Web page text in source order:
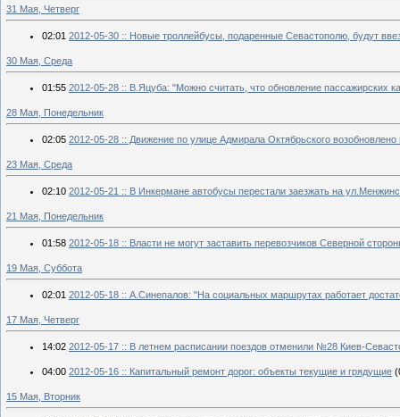
31 Мая, Четверг
02:01 2012-05-30 :: Новые троллейбусы, подаренные Севастополю, будут
30 Мая, Среда
01:55 2012-05-28 :: В.Яцуба: "Можно считать, что обновление пассажирских
28 Мая, Понедельник
02:05 2012-05-28 :: Движение по улице Адмирала Октябрьского возобновлено
23 Мая, Среда
02:10 2012-05-21 :: В Инкермане автобусы перестали заезжать на
21 Мая, Понедельник
01:58 2012-05-18 :: Власти не могут заставить перевозчиков Северной
19 Мая, Суббота
02:01 2012-05-18 :: А.Синепалов: "На социальных маршрутах работает
17 Мая, Четверг
14:02 2012-05-17 :: В летнем расписании поездов отменили №28 Киев-
04:00 2012-05-16 :: Капитальный ремонт дорог: объекты текущие и грядущие
15 Мая, Вторник